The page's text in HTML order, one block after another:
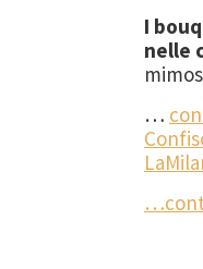
I
nelle
…